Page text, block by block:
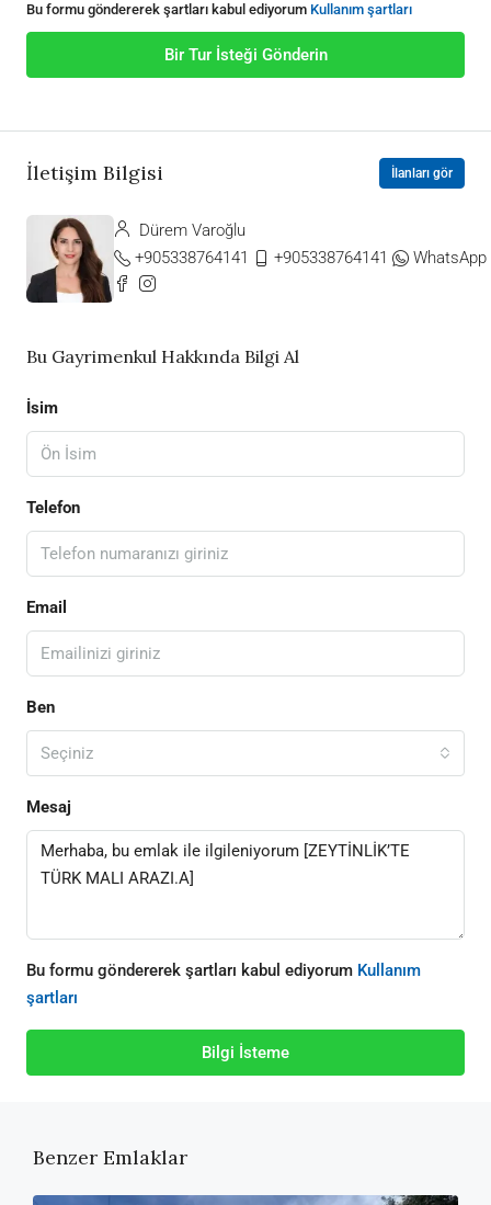
Bu formu göndererek şartları kabul ediyorum Kullanım şartları
Bir Tur İsteği Gönderin
İletişim Bilgisi İlanları gör
Dürem Varoğlu
+905338764141
+905338764141 WhatsApp
Bu Gayrimenkul Hakkında Bilgi Al
İsim
Telefon
Email
Ben
Seçiniz
Mesaj
Bu formu göndererek şartları kabul ediyorum Kullanım
şartları
Bilgi İsteme
Benzer Emlaklar